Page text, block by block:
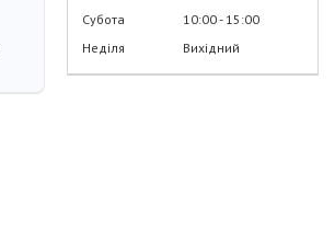
Субота
10:00 15:00
Неділя
Вихідний